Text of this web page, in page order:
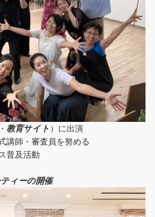
教育サイト ）に出演
講師・審査員を努める
普及活動
ィーの開催